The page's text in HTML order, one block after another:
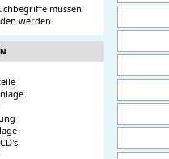
müssen
werden